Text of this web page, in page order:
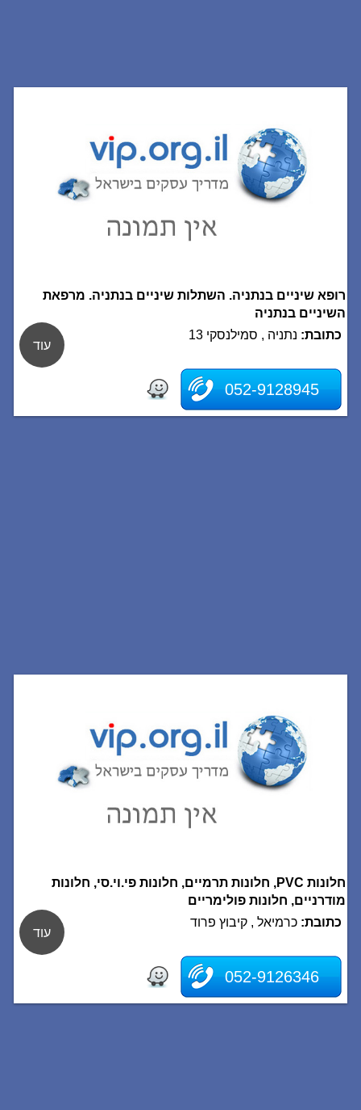
רופא שיניים בנתניה. השתלות שיניים בנתניה. מרפאת
השיניים בנתניה
כתובת: נתניה , סמילנסקי 13
052-9128945
עוד
חלונות PVC, חלונות תרמיים, חלונות פי.וי.סי, חלונות
מודרניים, חלונות פולימריים
כתובת: כרמיאל , קיבוץ פרוד
052-9126346
עוד